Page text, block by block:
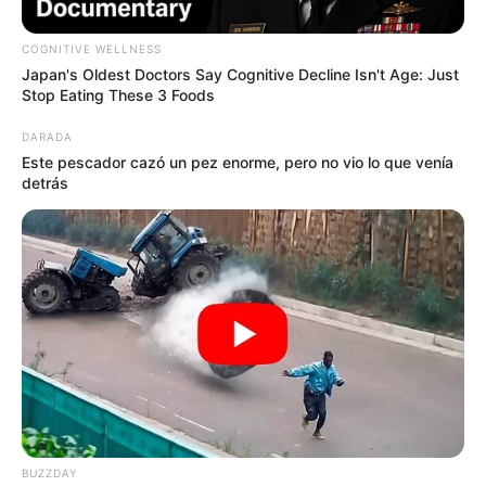
Canal Necoclí
Embarcación Necoclí
Por:
Verónica Gómez Perea
Junio 16, 2025
COGNITIVE WELLNESS
Japan's Oldest Doctors Say Cognitive Decline Isn't Age: Just
Stop Eating These 3 Foods
DARADA
Este pescador cazó un pez enorme, pero no vio lo que venía
detrás
BUZZDAY